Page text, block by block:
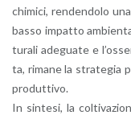
chi­mi­ci, ren­den­do­lo
basso im­pat­to
tu­ra­li ade­gua­te e
ta, ri­ma­ne la stra­te­gia
pro­dut­ti­vo.
In sin­te­si, la